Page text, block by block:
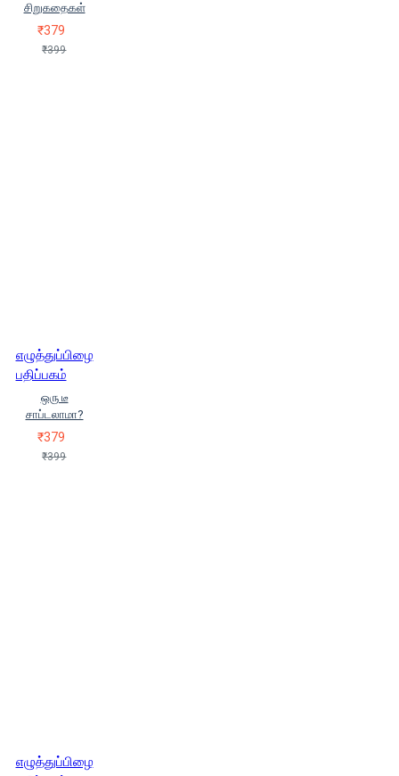
சிறுகதைகள்
₹379
₹399
எழுத்துப்பிழை
பதிப்பகம்
ஒரு டீ
சாப்டலாமா?
₹379
₹399
எழுத்துப்பிழை